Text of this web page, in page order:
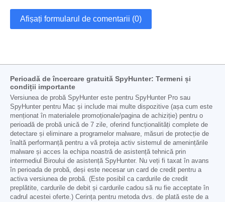
Afișați formularul de comentarii (0)
Perioadă de încercare gratuită SpyHunter: Termeni și
condiții importante
Versiunea de probă SpyHunter este pentru SpyHunter Pro sau
SpyHunter pentru Mac și include mai multe dispozitive (așa cum este
menționat în materialele promoționale/pagina de achiziție) pentru o
perioadă de probă unică de 7 zile, oferind funcționalități complete de
detectare și eliminare a programelor malware, măsuri de protecție de
înaltă performanță pentru a vă proteja activ sistemul de amenințările
malware și acces la echipa noastră de asistență tehnică prin
intermediul Biroului de asistență SpyHunter. Nu veți fi taxat în avans
în perioada de probă, deși este necesar un card de credit pentru a
activa versiunea de probă. (Este posibil ca cardurile de credit
preplătite, cardurile de debit și cardurile cadou să nu fie acceptate în
cadrul acestei oferte.) Cerința pentru metoda dvs. de plată este de a